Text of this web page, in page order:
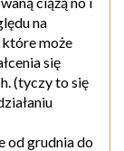
na
które może
się
(tyczy to się
od grudnia do